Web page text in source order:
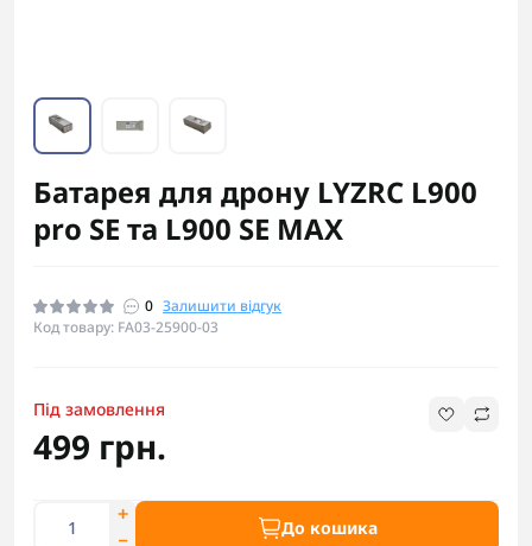
Батарея для дрону LYZRC L900
pro SE та L900 SE MAX
0 Залишити відгук
Код товару: FA03-25900-03
Під замовлення
499 грн.
До кошика